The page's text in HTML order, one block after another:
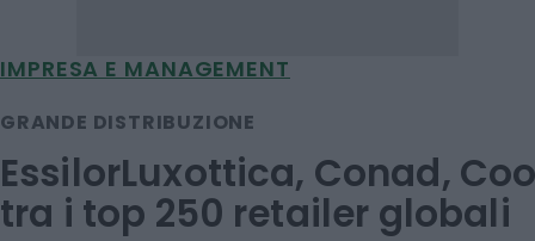
IMPRESA E MANAGEMENT
GRANDE DISTRIBUZIONE
EssilorLuxottica, Conad,
tra i top 250 retailer globali